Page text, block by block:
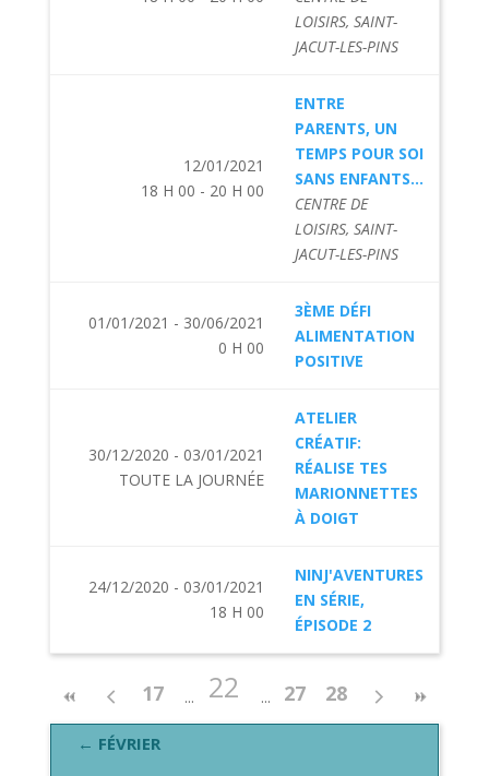
LOISIRS, SAINT-
JACUT-LES-PINS
12/01/2021
18 H 00 - 20 H 00
ENTRE
PARENTS, UN
TEMPS POUR SOI
SANS ENFANTS...
CENTRE DE
LOISIRS, SAINT-
JACUT-LES-PINS
01/01/2021 - 30/06/2021
0 H 00
3ÈME DÉFI
ALIMENTATION
POSITIVE
30/12/2020 - 03/01/2021
TOUTE LA JOURNÉE
ATELIER
CRÉATIF:
RÉALISE TES
MARIONNETTES
À DOIGT
24/12/2020 - 03/01/2021
18 H 00
NINJ'AVENTURES
EN SÉRIE,
ÉPISODE 2
17 22 27 28
← FÉVRIER